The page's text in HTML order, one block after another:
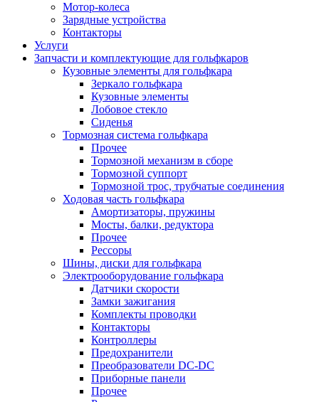
Мотор-колеса
Зарядные устройства
Контакторы
Услуги
Запчасти и комплектующие для гольфкаров
Кузовные элементы для гольфкара
Зеркало гольфкара
Кузовные элементы
Лобовое стекло
Сиденья
Тормозная система гольфкара
Прочее
Тормозной механизм в сборе
Тормозной суппорт
Тормозной трос, трубчатые соединения
Ходовая часть гольфкара
Амортизаторы, пружины
Мосты, балки, редуктора
Прочее
Рессоры
Шины, диски для гольфкара
Электрооборудование гольфкара
Датчики скорости
Замки зажигания
Комплекты проводки
Контакторы
Контроллеры
Предохранители
Преобразователи DC-DC
Приборные панели
Прочее